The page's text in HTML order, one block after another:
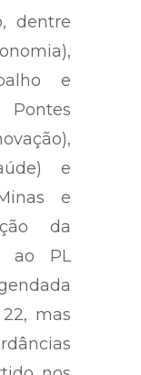
dentre
e
e
e
da
ao PL
mas